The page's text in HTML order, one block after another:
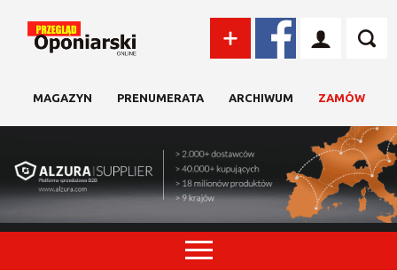
MAGAZYN PRENUMERATA ARCHIWUM ZAMÓW